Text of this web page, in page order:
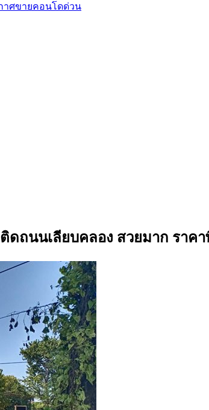
าศขายคอนโดด่วน
ถนนเลียบคลอง สวยมาก ราคาพิ